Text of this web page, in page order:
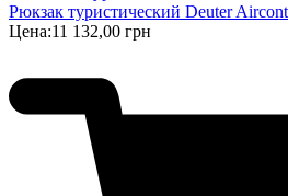
Рюкзак туристический Deuter
Цена:11 132,00 грн